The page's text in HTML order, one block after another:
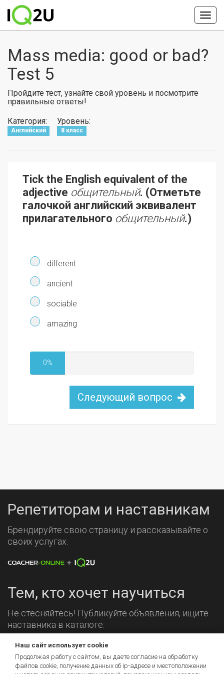
Mass media: good or bad?
Test 5
Пройдите тест, узнайте свой уровень и посмотрите
правильные ответы!
Категория:
Английский
Уровень:
8 класс
Tick the English equivalent of the
adjective общительный. (Отметьте
галочкой английский эквивалент
прилагательного общительный.)
different
ancient
sociable
amazing
0%
Следующий вопрос
Репетиторам и наставникам
Брендируйте свою страницу и рассказывайте о
своих услугах.
Тем, кто хочет научиться
Не стесняйтесь! Публикуйте объявления, ищите
наставника в каталоге.
Мы на связи!
Наш сайт использует cookie
Продолжая работу с сайтом, вы даете согласие на обработку
файлов cookie, получение данных об ip-адресе и местоположении